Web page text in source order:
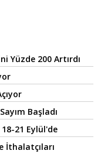
Yüzde 200 Artırdı
Başladı
18-21 Eylül'de
İthalatçıları